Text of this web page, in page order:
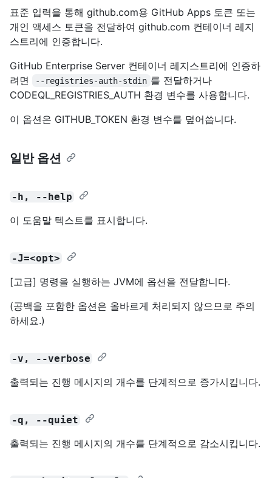
표준 입력을 통해 github.com용 GitHub Apps 토큰 또는
개인 액세스 토큰을 전달하여 github.com 컨테이너 레지
스트리에 인증합니다.
GitHub Enterprise Server 컨테이너 레지스트리에 인증하
려면
--registries-auth-stdin 를 전달하거나
CODEQL_REGISTRIES_AUTH 환경 변수를 사용합니다.
이 옵션은 GITHUB_TOKEN 환경 변수를 덮어씁니다.
일반 옵션
-h, --help
이 도움말 텍스트를 표시합니다.
-J=<opt>
[고급] 명령을 실행하는 JVM에 옵션을 전달합니다.
(공백을 포함한 옵션은 올바르게 처리되지 않으므로 주의
하세요.)
-v, --verbose
출력되는 진행 메시지의 개수를 단계적으로 증가시킵니다.
-q, --quiet
출력되는 진행 메시지의 개수를 단계적으로 감소시킵니다.